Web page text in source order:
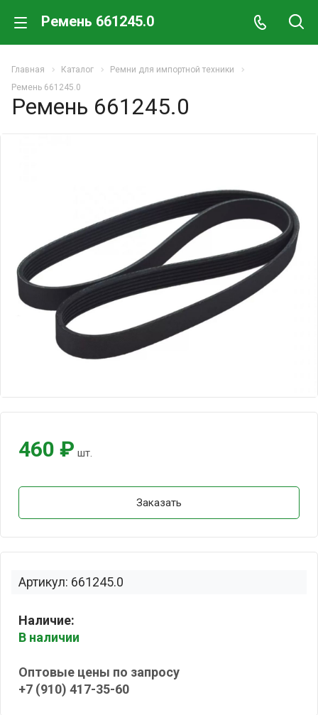
Ремень 661245.0
Главная Каталог
Ремни для импортной техники
Ремень 661245.0
Ремень 661245.0
Артикул: 661245.0
Наличие:
В наличии
Оптовые цены по запросу
+7 (910) 417-35-60
460 ₽ шт.
Заказать